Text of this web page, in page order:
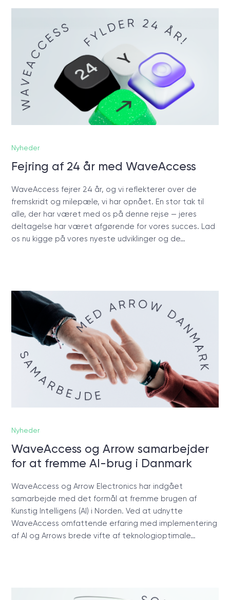
Nyheder
Fejring af 24 år med WaveAccess
WaveAccess fejrer 24 år, og vi reflekterer over de
fremskridt og milepæle, vi har opnået. En stor tak til
alle, der har været med os på denne rejse — jeres
deltagelse har været afgørende for vores succes. Lad
os nu kigge på vores nyeste udviklinger og de…
Nyheder
WaveAccess og Arrow samarbejder
for at fremme AI-brug i Danmark
WaveAccess og Arrow Electronics har indgået
samarbejde med det formål at fremme brugen af
Kunstig Intelligens (AI) i Norden. Ved at udnytte
WaveAccess omfattende erfaring med implementering
af AI og Arrows brede vifte af teknologioptimale…